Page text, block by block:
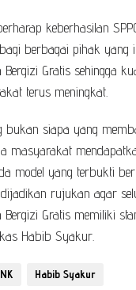
keberhasilan
berbagai pihak yang
Gratis sehingga
terus meningkat.
bukan siapa yang
masyarakat
model yang terbukti
rujukan agar
Bergizi Gratis memiliki
Habib Syakur.
Habib Syakur